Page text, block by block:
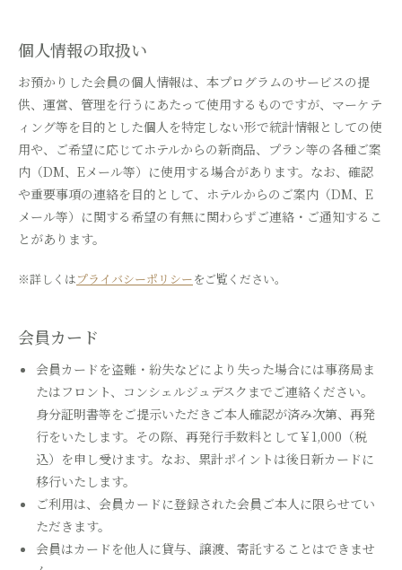
個人情報の取扱い
お預かりした会員の個人情報は、本プログラムのサービスの提
供、運営、管理を行うにあたって使用するものですが、マーケテ
ィング等を目的とした個人を特定しない形で統計情報としての使
用や、ご希望に応じてホテルからの新商品、プラン等の各種ご案
内（DM、Eメール等）に使用する場合があります。なお、確認
や重要事項の連絡を目的として、ホテルからのご案内（DM、E
メール等）に関する希望の有無に関わらずご連絡・ご通知するこ
とがあります。
※詳しくはプライバシーポリシーをご覧ください。
会員カード
会員カードを盗難・紛失などにより失った場合には事務局ま
たはフロント、コンシェルジュデスクまでご連絡ください。
身分証明書等をご提示いただきご本人確認が済み次第、再発
行をいたします。その際、再発行手数料として￥1,000（税
込）を申し受けます。なお、累計ポイントは後日新カードに
移行いたします。
ご利用は、会員カードに登録された会員ご本人に限らせてい
ただきます。
会員はカードを他人に貸与、譲渡、寄託することはできませ